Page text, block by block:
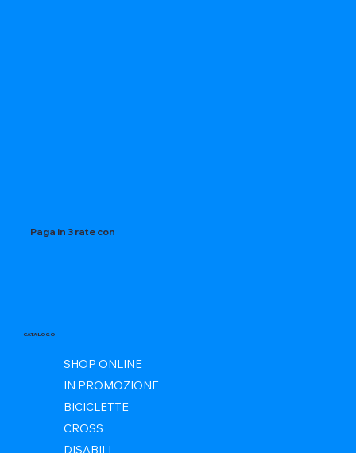
Paga in 3 rate con
CATALOGO
SHOP ONLINE
IN PROMOZIONE
BICICLETTE
CROSS
DISABILI